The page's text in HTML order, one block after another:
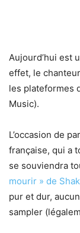
Aujourd’hui est
effet, le
les plateformes
Music).
L’occasion de
française, qui a
se souviendra
mourir » de
pur et dur,
sampler